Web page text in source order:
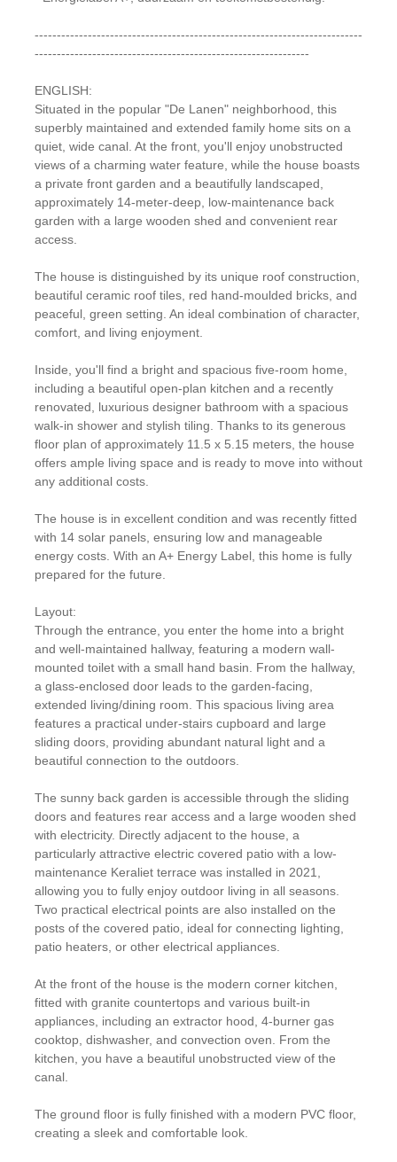
--------------------------------------------------------------------------
--------------------------------------------------------------
ENGLISH:
Situated in the popular "De Lanen" neighborhood, this
superbly maintained and extended family home sits on a
quiet, wide canal. At the front, you'll enjoy unobstructed
views of a charming water feature, while the house boasts
a private front garden and a beautifully landscaped,
approximately 14-meter-deep, low-maintenance back
garden with a large wooden shed and convenient rear
access.
The house is distinguished by its unique roof construction,
beautiful ceramic roof tiles, red hand-moulded bricks, and
peaceful, green setting. An ideal combination of character,
comfort, and living enjoyment.
Inside, you'll find a bright and spacious five-room home,
including a beautiful open-plan kitchen and a recently
renovated, luxurious designer bathroom with a spacious
walk-in shower and stylish tiling. Thanks to its generous
floor plan of approximately 11.5 x 5.15 meters, the house
offers ample living space and is ready to move into without
any additional costs.
The house is in excellent condition and was recently fitted
with 14 solar panels, ensuring low and manageable
energy costs. With an A+ Energy Label, this home is fully
prepared for the future.
Layout:
Through the entrance, you enter the home into a bright
and well-maintained hallway, featuring a modern wall-
mounted toilet with a small hand basin. From the hallway,
a glass-enclosed door leads to the garden-facing,
extended living/dining room. This spacious living area
features a practical under-stairs cupboard and large
sliding doors, providing abundant natural light and a
beautiful connection to the outdoors.
The sunny back garden is accessible through the sliding
doors and features rear access and a large wooden shed
with electricity. Directly adjacent to the house, a
particularly attractive electric covered patio with a low-
maintenance Keraliet terrace was installed in 2021,
allowing you to fully enjoy outdoor living in all seasons.
Two practical electrical points are also installed on the
posts of the covered patio, ideal for connecting lighting,
patio heaters, or other electrical appliances.
At the front of the house is the modern corner kitchen,
fitted with granite countertops and various built-in
appliances, including an extractor hood, 4-burner gas
cooktop, dishwasher, and convection oven. From the
kitchen, you have a beautiful unobstructed view of the
canal.
The ground floor is fully finished with a modern PVC floor,
creating a sleek and comfortable look.